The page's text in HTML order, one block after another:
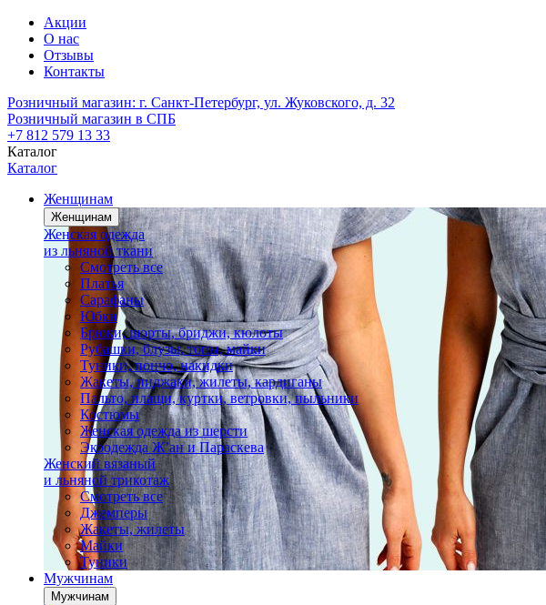
Акции
О нас
Отзывы
Контакты
Розничный магазин: г. Санкт-Петербург, ул. Жуковского, д. 32
Розничный магазин в СПБ
+7 812 579 13 33
Каталог
Каталог
Женщинам
Женщинам
Женская одежда
из льняной ткани
Смотреть все
Платья
Сарафаны
Юбки
Брюки, шорты, бриджи, кюлоты
Рубашки, блузы, топы, майки
Туники, пончо, накидки
Жакеты, пиджаки, жилеты, кардиганы
Пальто, плащи, куртки, ветровки, пыльники
Костюмы
Женская одежда из шерсти
Экоодежда Ж’ан и Параскева
Женский вязаный
и льняной трикотаж
Смотреть все
Джемперы
Жакеты, жилеты
Майки
Туники
Мужчинам
Мужчинам